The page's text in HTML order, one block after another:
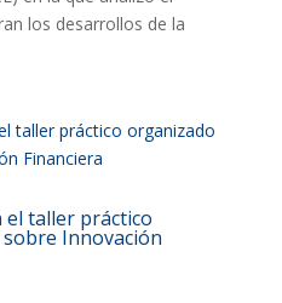
los desarrollos de la
el taller práctico
sobre Innovación